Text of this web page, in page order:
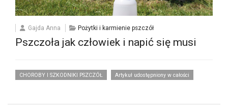
Gajda Anna Pożytki i karmienie pszczół
Pszczoła jak człowiek i napić się musi
CHOROBY I SZKODNIKI PSZCZÓŁ Artykuł udostępniony w całości